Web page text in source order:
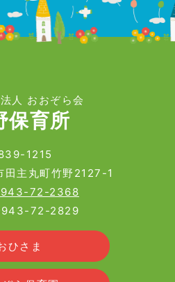
人 おおぞら会
保育所
1215
田主丸町竹野2127-1
72-2368
72-2829
ひさま